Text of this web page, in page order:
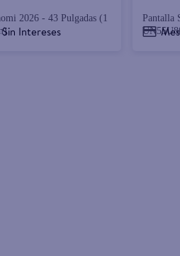
2026 - 43 Pulgadas (1
Intereses
Pantalla